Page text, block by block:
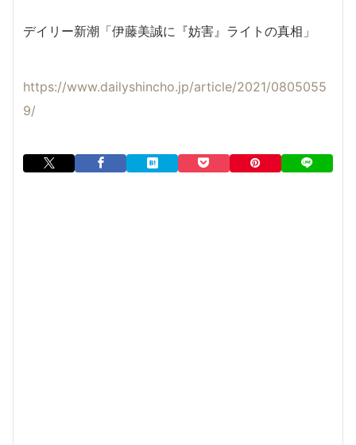
デイリー新潮「伊藤美誠に『妨害』ライトの真相」
https://www.dailyshincho.jp/article/2021/0805055
9/